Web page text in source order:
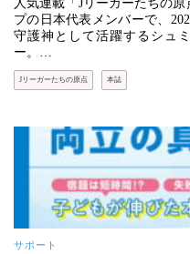
人気連載「Jリーガーたちの
プの日本代表メンバーで、
守護神として活躍するシュ
ー。…
Jリーガーたちの原点 本誌
サポート